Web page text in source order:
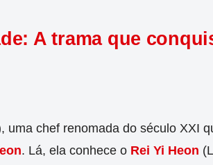
A trama que
uma chef renomada do século XXI
. Lá, ela conhece o Rei Yi Heon